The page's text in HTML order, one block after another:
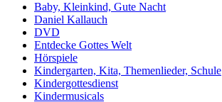
Baby, Kleinkind, Gute Nacht
Daniel Kallauch
DVD
Entdecke Gottes Welt
Hörspiele
Kindergarten, Kita, Themenlieder, Schule
Kindergottesdienst
Kindermusicals